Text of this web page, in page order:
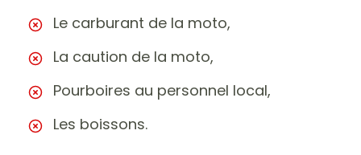
Le carburant de la moto,
La caution de la moto,
Pourboires au personnel local,
Les boissons.